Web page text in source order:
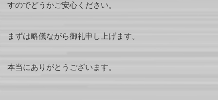
すのでどうかご安心ください。
まずは略儀ながら御礼申し上げます。
本当にありがとうございます。